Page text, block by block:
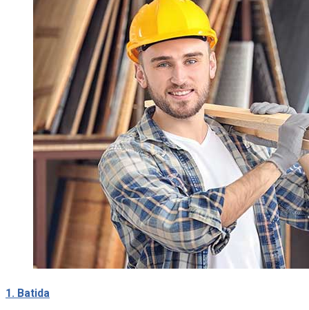
1. Batida